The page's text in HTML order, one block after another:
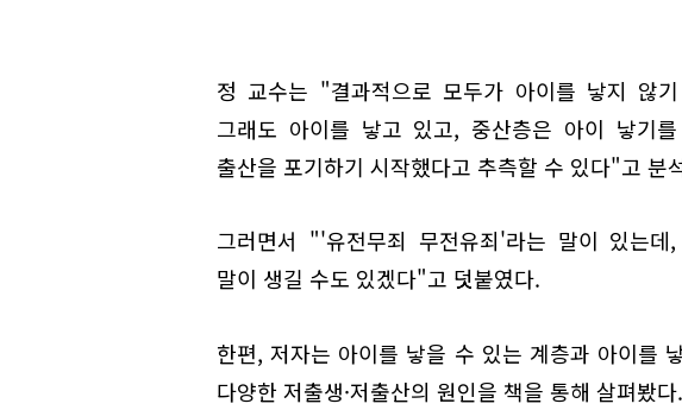
정 교수는 "결과적으로 모두가 아이를 낳지 않
그래도 아이를 낳고 있고, 중산층은 아이 낳기
출산을 포기하기 시작했다고 추측할 수 있다"고 분
그러면서 "'유전무죄 무전유죄'라는 말이 있는
말이 생길 수도 있겠다"고 덧붙였다.
한편, 저자는 아이를 낳을 수 있는 계층과 아이를
다양한 저출생·저출산의 원인을 책을 통해 살펴봤다.